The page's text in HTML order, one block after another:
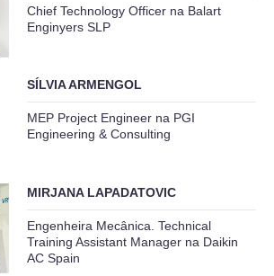
Chief Technology Officer na Balart
Enginyers SLP
SÍLVIA ARMENGOL
MEP Project Engineer na PGI
Engineering & Consulting
MIRJANA LAPADATOVIC
Engenheira Mecânica. Technical
Training Assistant Manager na Daikin
AC Spain